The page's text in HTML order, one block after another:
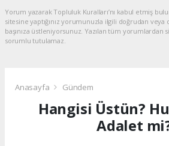
Yorum yazarak Topluluk Kuralları’nı kabul etmiş
sitesine yaptığınız yorumunuzla ilgili doğrudan
başınıza üstleniyorsunuz. Yazılan tüm
sorumlu tutulamaz.
Anasayfa Gündem
Hangisi Üstün?
Adalet